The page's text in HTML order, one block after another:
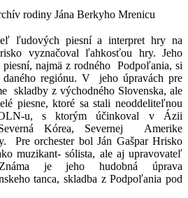
rodiny Jána Berkyho Mrenicu
ľudových piesní a interpret hry na
vyznačoval ľahkosťou hry. Jeho
najmä z rodného Podpoľania, si
regiónu. V jeho úpravách pre
skladby z východného Slovenska, ale
piesne, ktoré sa stali neoddeliteľnou
u, s ktorým účinkoval v Ázii
Kórea, Severnej Amerike
Pre orchester bol Ján Gašpar Hrisko
muzikant- sólista, ale aj upravovateľ
je jeho hudobná úprava
tanca, skladba z Podpoľania pod